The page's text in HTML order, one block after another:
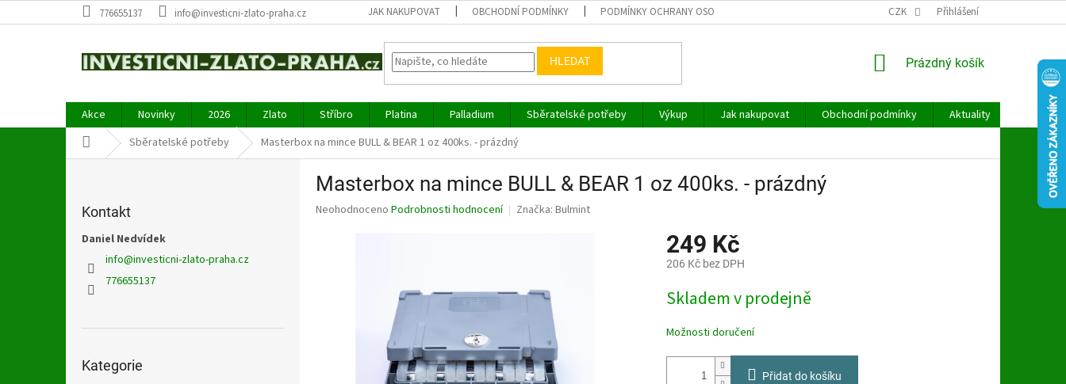
na
776655137 info@investicni-zlato-praha.cz JAK NAKUPOVAT OBCHODNÍ PODMÍNKY PODMÍNKY OCHRANY OSOBNÍCH ÚDAJŮ CZK Přihlášení
HLEDAT
NÁKUPNÍ
Prázdný košík
Akce Novinky 2026 Zlato Stříbro Platina Palladium Sběratelské potřeby Výkup Jak nakupovat Obchodní podmínky Aktuality
Kontakt
Domů Sběratelské potřeby Masterbox na mince BULL & BEAR 1 oz 400ks. - prázdný
Kontakt
Daniel Nedvídek
info@investicni-zlato-praha.cz
776655137
kategorie
Kategorie
Masterbox na mince BULL & BEAR 1 oz 400ks. - prázdný
Průměrné
Neohodnoceno Podrobnosti hodnocení Značka: Bulmint
249 Kč
206 Kč bez DPH
cena:
Skladem v prodejně
Možnosti doručení
Přidat do košíku